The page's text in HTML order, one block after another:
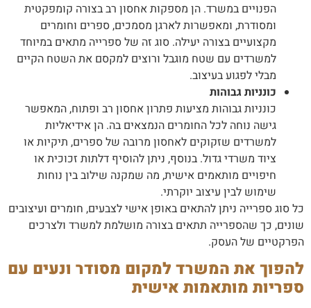
הפנויים במשרד. הן מספקות אחסון רב בצורה קומפקטית
ומסודרת, ומאפשרות לארגן מסמכים, ספרים וחומרים
מקצועיים בצורה יעילה. סוג זה של ספרייה מתאים במיוחד
למשרדים עם שטח מוגבל ורוצים למקסם את השטח הקיים
מבלי לפגוע בעיצוב.
כונניות גבוהות
כונניות גבוהות מציעות פתרון אחסון רב ופתוח, המאפשר
גישה נוחה לכל החומרים הנמצאים בה. הן אידיאליות
למשרדים שזקוקים לאחסון מרובה של ספרים, תיקיות או
ציוד משרדי גדול. בנוסף, ניתן להוסיף דלתות זכוכית או
חיפויים מותאמים אישית, מה שמקנה שילוב בין נוחות
שימוש לבין עיצוב יוקרתי.
כל סוג ספרייה ניתן להתאים באופן אישי לצבעים, חומרים ועיצובים
שונים, כך שהספרייה תתאים בצורה מושלמת למשרד ולצרכים
הפרקטיים של העסק.
להפוך את המשרד למקום מסודר ונעים עם
ספריות מותאמות אישית